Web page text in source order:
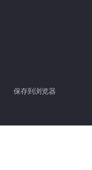
保存到浏览器